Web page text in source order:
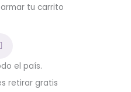
tu carrito
el país.
retirar gratis